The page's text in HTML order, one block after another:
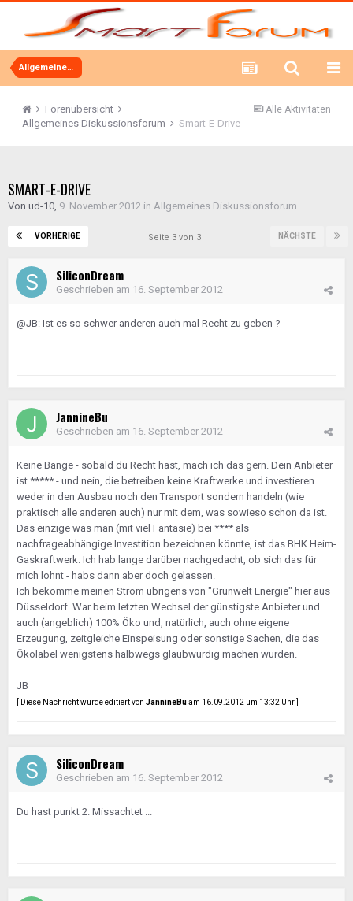
Allgemeines Diskussionsforum
Alle Aktivitäten
Forenübersicht
Allgemeines Diskussionsforum
Smart-E-Drive
SMART-E-DRIVE
Von ud-10, 9. November 2012 in Allgemeines Diskussionsforum
VORHERIGE NÄCHSTE
Seite 3 von 3
SiliconDream
Geschrieben am 16. September 2012
@JB: Ist es so schwer anderen auch mal Recht zu geben ?
JannineBu
Geschrieben am 16. September 2012
Keine Bange - sobald du Recht hast, mach ich das gern. Dein Anbieter
ist ***** - und nein, die betreiben keine Kraftwerke und investieren
weder in den Ausbau noch den Transport sondern handeln (wie
praktisch alle anderen auch) nur mit dem, was sowieso schon da ist.
Das einzige was man (mit viel Fantasie) bei **** als
nachfrageabhängige Investition bezeichnen könnte, ist das BHK Heim-
Gaskraftwerk. Ich hab lange darüber nachgedacht, ob sich das für
mich lohnt - habs dann aber doch gelassen.
Ich bekomme meinen Strom übrigens von "Grünwelt Energie" hier aus
Düsseldorf. War beim letzten Wechsel der günstigste Anbieter und
auch (angeblich) 100% Öko und, natürlich, auch ohne eigene
Erzeugung, zeitgleiche Einspeisung oder sonstige Sachen, die das
Ökolabel wenigstens halbwegs glaubwürdig machen würden.
JB
[ Diese Nachricht wurde editiert von JannineBuam 16.09.2012 um 13:32 Uhr ]
SiliconDream
Geschrieben am 16. September 2012
Du hast punkt 2. Missachtet ...